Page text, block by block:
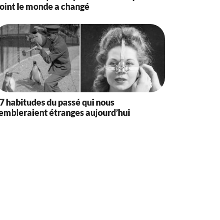
le monde a changé
habitudes du passé qui nous
étranges aujourd’hui